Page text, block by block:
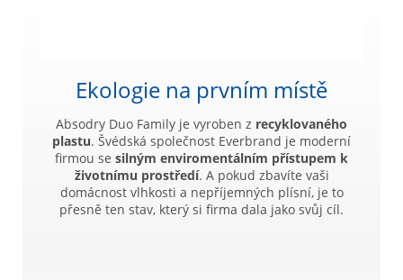
Ekologie na prvním místě
Absodry Duo Family je vyroben z recyklovaného
plastu. Švédská společnost Everbrand je moderní
firmou se silným enviromentálním přístupem k
životnímu prostředí. A pokud zbavíte vaši
domácnost vlhkosti a nepříjemných plísní, je to
přesně ten stav, který si firma dala jako svůj cíl.